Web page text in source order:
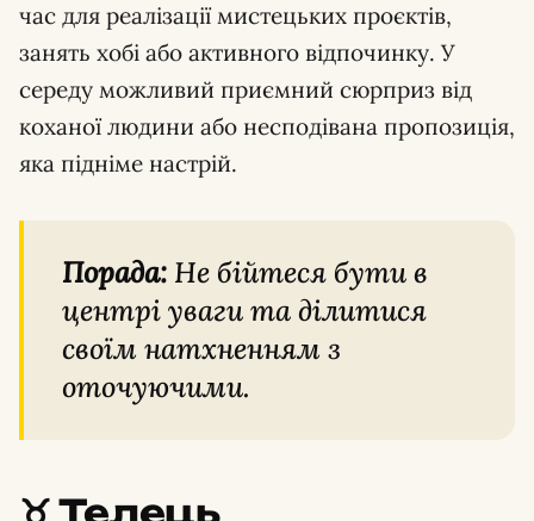
час для реалізації мистецьких проєктів,
занять хобі або активного відпочинку. У
середу можливий приємний сюрприз від
коханої людини або несподівана пропозиція,
яка підніме настрій.
Порада: Не бійтеся бути в
центрі уваги та ділитися
своїм натхненням з
оточуючими.